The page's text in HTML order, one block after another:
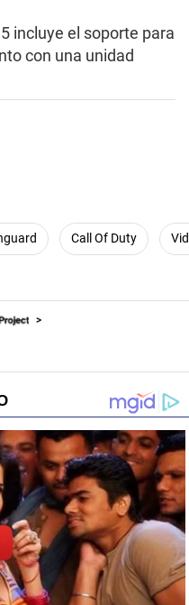
incluye el soporte para
con una unidad
Call Of Duty